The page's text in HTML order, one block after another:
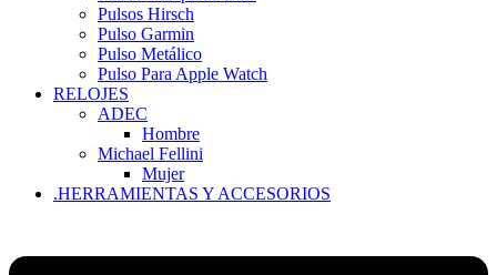
Pulsos Hirsch
Pulso Garmin
Pulso Metálico
Pulso Para Apple Watch
RELOJES
ADEC
Hombre
Michael Fellini
Mujer
.HERRAMIENTAS Y ACCESORIOS